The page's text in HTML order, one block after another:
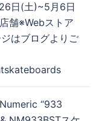
日(土)~5月6日
舗※Webストア
はブログよりご
“933